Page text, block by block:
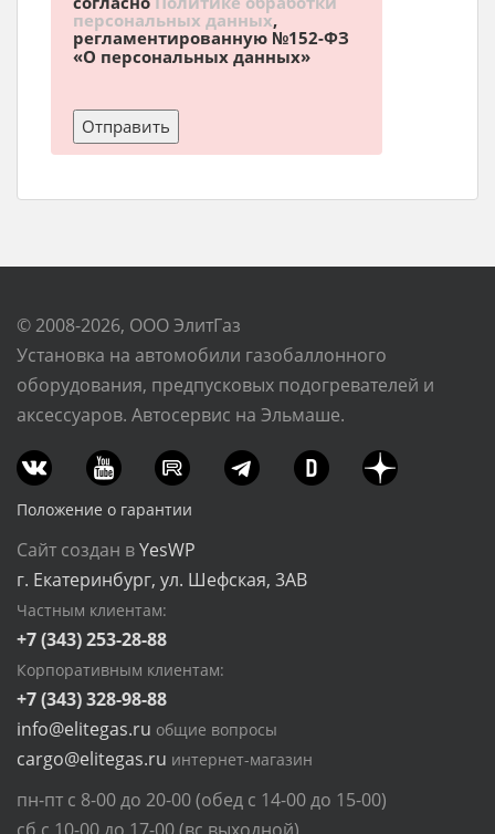
персональных данных,
регламентированную №152-ФЗ
«О персональных данных»
© 2008-2026, ООО ЭлитГаз
Установка на автомобили газобаллонного
оборудования, предпусковых подогревателей и
аксессуаров. Автосервис на Эльмаше.
Положение о гарантии
Сайт создан вYesWP
г. Екатеринбург, ул. Шефская, 3АВ
Частным клиентам:
+7 (343) 253-28-88
Корпоративным клиентам:
+7 (343) 328-98-88
info@elitegas.ru общие вопросы
cargo@elitegas.ru интернет-магазин
пн-пт с 8-00 до 20-00 (обед с 14-00 до 15-00)